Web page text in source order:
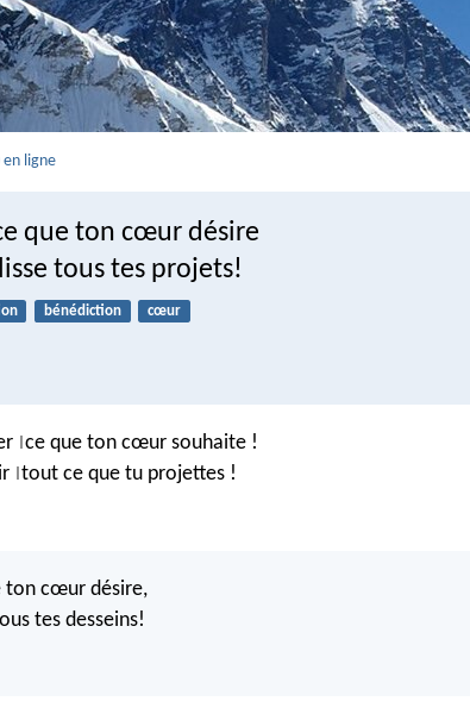
en ligne
que ton cœur désire
tous tes projets!
bénédiction cœur
ce que ton cœur souhaite !
tout ce que tu projettes !
ton cœur désire,
tes desseins!